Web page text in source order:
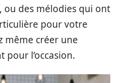
ou des mélodies qui ont
pour votre
même créer une
pour l’occasion.